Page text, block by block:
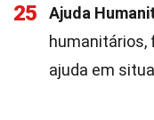
25 Ajuda
humanitários,
ajuda em